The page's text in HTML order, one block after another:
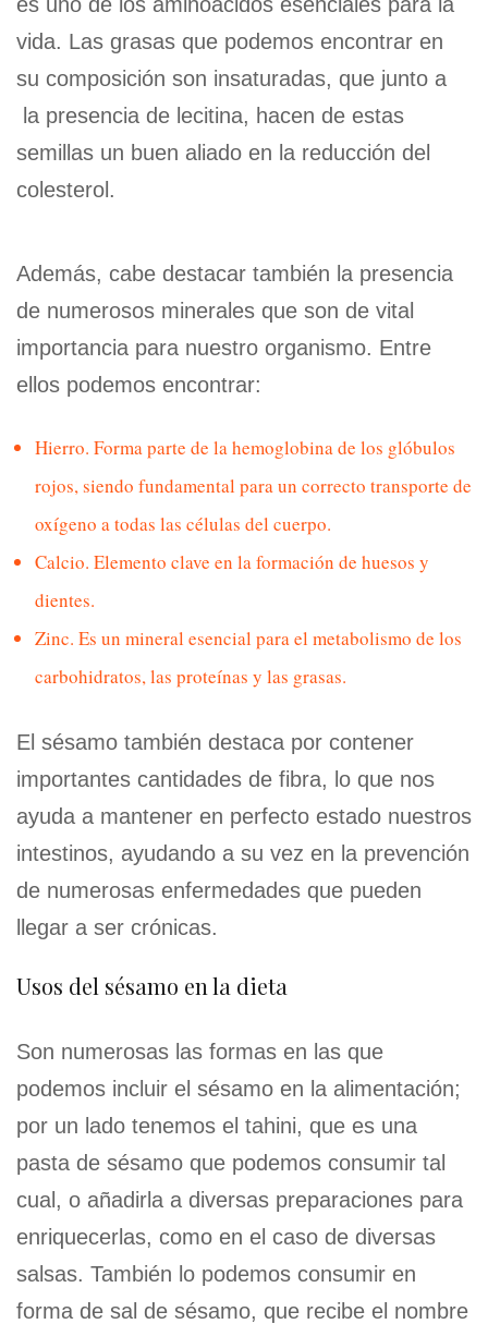
vida. Las grasas que podemos encontrar en
su composición son insaturadas, que junto a
la presencia de lecitina, hacen de estas
semillas un buen aliado en la reducción del
colesterol.
Además, cabe destacar también la presencia
de numerosos minerales que son de vital
importancia para nuestro organismo. Entre
ellos podemos encontrar:
Hierro. Forma parte de la hemoglobina de los glóbulos
rojos, siendo fundamental para un correcto transporte de
oxígeno a todas las células del cuerpo.
Calcio. Elemento clave en la formación de huesos y
dientes.
Zinc. Es un mineral esencial para el metabolismo de los
carbohidratos, las proteínas y las grasas.
El sésamo también destaca por contener
importantes cantidades de fibra, lo que nos
ayuda a mantener en perfecto estado nuestros
intestinos, ayudando a su vez en la prevención
de numerosas enfermedades que pueden
llegar a ser crónicas.
Usos del sésamo en la dieta
Son numerosas las formas en las que
podemos incluir el sésamo en la alimentación;
por un lado tenemos el tahini, que es una
pasta de sésamo que podemos consumir tal
cual, o añadirla a diversas preparaciones para
enriquecerlas, como en el caso de diversas
salsas. También lo podemos consumir en
forma de sal de sésamo, que recibe el nombre